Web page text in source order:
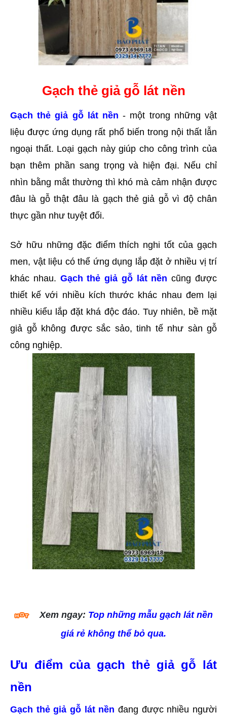
Gạch thẻ giả gỗ lát nền
Gạch thẻ giả gỗ lát nền - một trong những vật
liệu được ứng dụng rất phổ biến trong nội thất lẫn
ngoại thất. Loại gạch này giúp cho công trình của
bạn thêm phần sang trọng và hiện đại. Nếu chỉ
nhìn bằng mắt thường thì khó mà cảm nhận được
đâu là gỗ thật đâu là gạch thẻ giả gỗ vì độ chân
thực gần như tuyệt đối.
Sở hữu những đặc điểm thích nghi tốt của gạch
men, vật liệu có thể ứng dụng lắp đặt ở nhiều vị trí
khác nhau. Gạch thẻ giả gỗ lát nền cũng được
thiết kế với nhiều kích thước khác nhau đem lại
nhiều kiểu lắp đặt khá độc đáo. Tuy nhiên, bề mặt
giả gỗ không được sắc sảo, tinh tế như sàn gỗ
công nghiệp.
Xem ngay: Top những mẫu gạch lát nền
giá rẻ không thể bỏ qua.
Ưu điểm của gạch thẻ giả gỗ lát
nền
Gạch thẻ giả gỗ lát nền đang được nhiều người